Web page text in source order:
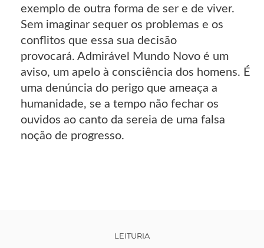
exemplo de outra forma de ser e de viver.
Sem imaginar sequer os problemas e os
conflitos que essa sua decisão
provocará. Admirável Mundo Novo é um
aviso, um apelo à consciência dos homens. É
uma denúncia do perigo que ameaça a
humanidade, se a tempo não fechar os
ouvidos ao canto da sereia de uma falsa
noção de progresso.
LEITURIA